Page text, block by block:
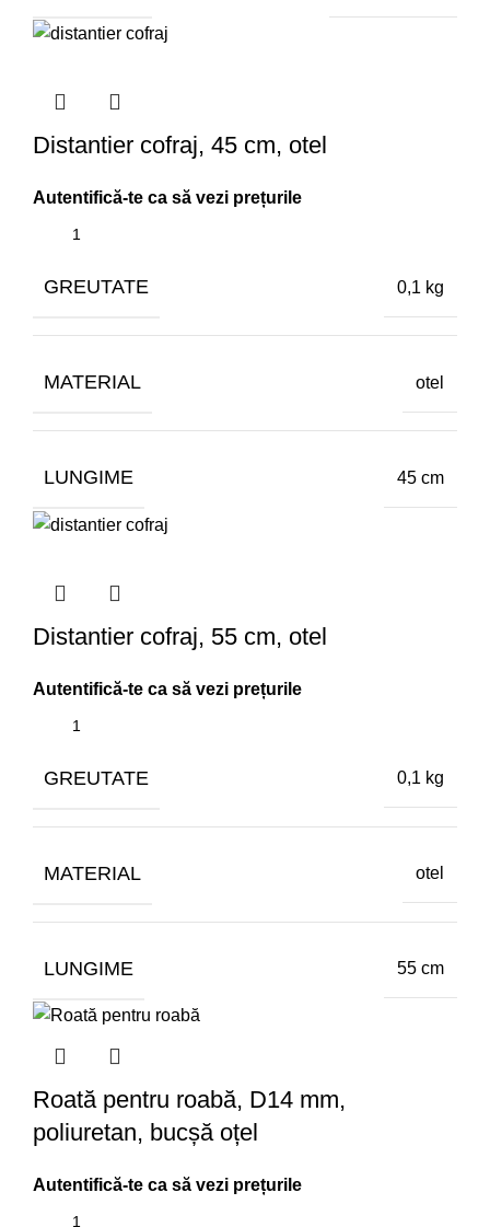
Distantier cofraj, 45 cm, otel
GREUTATE 0,1 kg
MATERIAL otel
LUNGIME 45 cm
Distantier cofraj, 55 cm, otel
GREUTATE 0,1 kg
MATERIAL otel
LUNGIME 55 cm
Roată pentru roabă, D14 mm,
poliuretan, bucșă oțel